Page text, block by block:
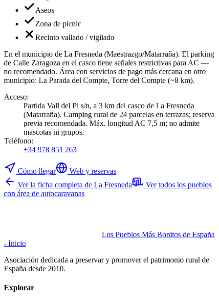
Aseos
Zona de picnic
Recinto vallado / vigilado
En el municipio de La Fresneda (Maestrazgo/Matarraña). El parking
de Calle Zaragoza en el casco tiene señales restrictivas para AC —
no recomendado. Área con servicios de pago más cercana en otro
municipio: La Parada del Compte, Torre del Compte (~8 km).
Acceso:
Partida Vall del Pi s/n, a 3 km del casco de La Fresneda
(Matarraña). Camping rural de 24 parcelas en terrazas; reserva
previa recomendada. Máx. longitud AC 7,5 m; no admite
mascotas ni grupos.
Teléfono:
+34 978 851 263
Cómo llegar
Web y reservas
Ver la ficha completa de La Fresneda
Ver todos los pueblos
con área de autocaravanas
Los Pueblos Más Bonitos de España
- Inicio
Asociación dedicada a preservar y promover el patrimonio rural de
España desde 2010.
Explorar